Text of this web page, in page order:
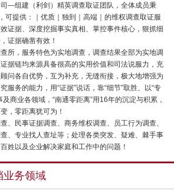
—组建（利剑）精英调查取证团队，全体成员秉
可提供：｜优质｜独到｜高端｜的维权调查取证服
证据、深度挖掘事实真相、掌控事件核心，狠抓细
证据确凿有效！
所，服务特色为实地调查，调查结果全部为实地调
据链均来源具备很高的实用价值和司法说服力，充
问各自优势，互为补充，无缝衔接，极大地增强为
服务的能力，用“证据”说话，靠“细节”取胜、以“专
商业各领域，“南通零距离”用16年的沉淀与积累，
零距离犹可为！
、民事证据调查、商务维权调查、员工行为调查、
、专业找人查址等；处理各类突发、疑难、棘手事
姓以及企业解决家庭和工作中的问题！
业务领域